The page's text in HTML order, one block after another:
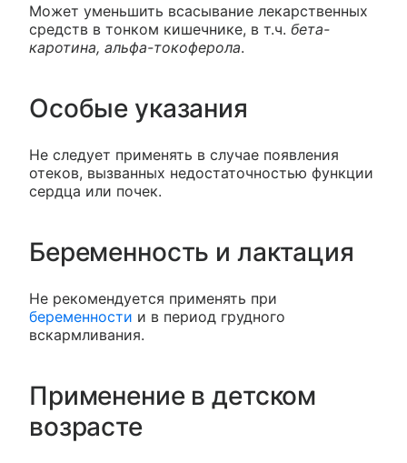
Может уменьшить всасывание лекарственных
средств в тонком кишечнике, в т.ч. бета-
каротина, альфа-токоферола.
Особые указания
Не следует применять в случае появления
отеков, вызванных недостаточностью функции
сердца или почек.
Беременность и лактация
Не рекомендуется применять при
беременности и в период грудного
вскармливания.
Применение в детском
возрасте